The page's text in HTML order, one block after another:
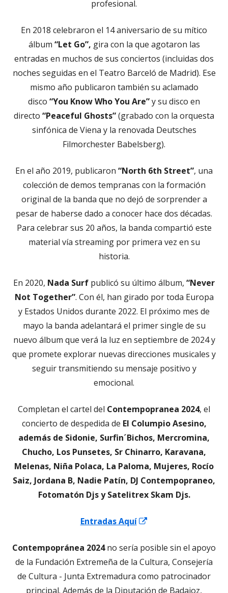
profesional.
En 2018 celebraron el 14 aniversario de su mítico
álbum “Let Go”, gira con la que agotaron las
entradas en muchos de sus conciertos (incluidas dos
noches seguidas en el Teatro Barceló de Madrid). Ese
mismo año publicaron también su aclamado
disco “You Know Who You Are”y su disco en
directo “Peaceful Ghosts”(grabado con la orquesta
sinfónica de Viena y la renovada Deutsches
Filmorchester Babelsberg).
En el año 2019, publicaron “North 6th Street”, una
colección de demos tempranas con la formación
original de la banda que no dejó de sorprender a
pesar de haberse dado a conocer hace dos décadas.
Para celebrar sus 20 años, la banda compartió este
material vía streaming por primera vez en su
historia.
En 2020, Nada Surf publicó su último álbum, “Never
Not Together”. Con él, han girado por toda Europa
y Estados Unidos durante 2022. El próximo mes de
mayo la banda adelantará el primer single de su
nuevo álbum que verá la luz en septiembre de 2024 y
que promete explorar nuevas direcciones musicales y
seguir transmitiendo su mensaje positivo y
emocional.
Completan el cartel del Contempopranea 2024, el
concierto de despedida de El Columpio Asesino,
además de Sidonie, Surfin´Bichos, Mercromina,
Chucho, Los Punsetes, Sr Chinarro, Karavana,
Melenas, Niña Polaca, La Paloma, Mujeres, Rocío
Saiz, Jordana B, Nadie Patín, DJ Contempopraneo,
Fotomatón Djs y Satelitrex Skam Djs.
Entradas Aquí
una
ventana
nueva
Contempopránea 2024no sería posible sin el apoyo
de la Fundación Extremeña de la Cultura, Consejería
de Cultura - Junta Extremadura como patrocinador
principal. Además de la Diputación de Badajoz,